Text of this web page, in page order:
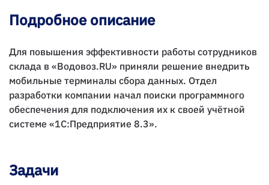
Подробное описание
Для повышения эффективности работы сотрудников
склада в «Водовоз.RU» приняли решение внедрить
мобильные терминалы сбора данных. Отдел
разработки компании начал поиски программного
обеспечения для подключения их к своей учётной
системе «1С:Предприятие 8.3».
Задачи